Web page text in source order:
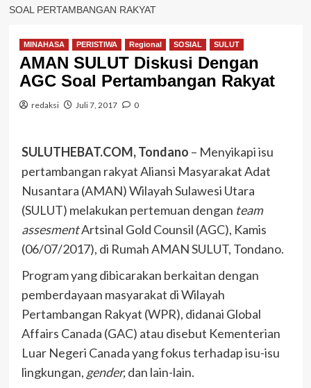
SOAL PERTAMBANGAN RAKYAT
MINAHASA PERISTIWA Regional SOSIAL SULUT
AMAN SULUT Diskusi Dengan
AGC Soal Pertambangan Rakyat
redaksi Juli 7, 2017 0
SULUTHEBAT.COM, Tondano – Menyikapi isu
pertambangan rakyat Aliansi Masyarakat Adat
Nusantara (AMAN) Wilayah Sulawesi Utara
(SULUT) melakukan pertemuan dengan team
assesmentArtsinal Gold Counsil (AGC), Kamis
(06/07/2017), di Rumah AMAN SULUT, Tondano.
Program yang dibicarakan berkaitan dengan
pemberdayaan masyarakat di Wilayah
Pertambangan Rakyat (WPR), didanai Global
Affairs Canada (GAC) atau disebut Kementerian
Luar Negeri Canada yang fokus terhadap isu-isu
lingkungan, gender,dan lain-lain.